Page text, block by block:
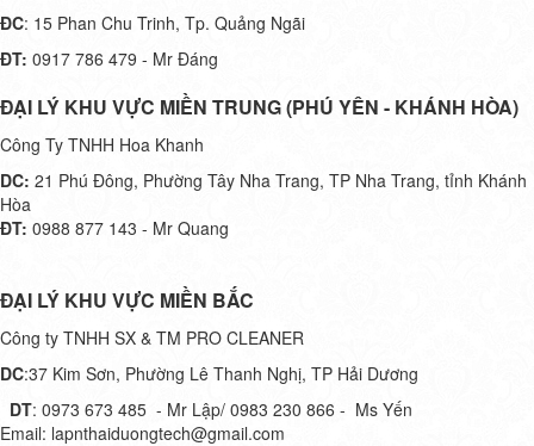
ĐC: 15 Phan Chu Trinh, Tp. Quảng Ngãi
ĐT: 0917 786 479 - Mr Đáng
ĐẠI LÝ KHU VỰC MIỀN TRUNG (PHÚ YÊN - KHÁNH HÒA)
Công Ty TNHH Hoa Khanh
DC: 21 Phú Đông, Phường Tây Nha Trang, TP Nha Trang, tỉnh Khánh
Hòa
ĐT: 0988 877 143 - Mr Quang
ĐẠI LÝ KHU VỰC MIỀN BẮC
Công ty TNHH SX & TM PRO CLEANER
DC:37 Kim Sơn, Phường Lê Thanh Nghị, TP Hải Dương
DT: 0973 673 485 - Mr Lập/ 0983 230 866 - Ms Yến
Email: lapnthaiduongtech@gmail.com